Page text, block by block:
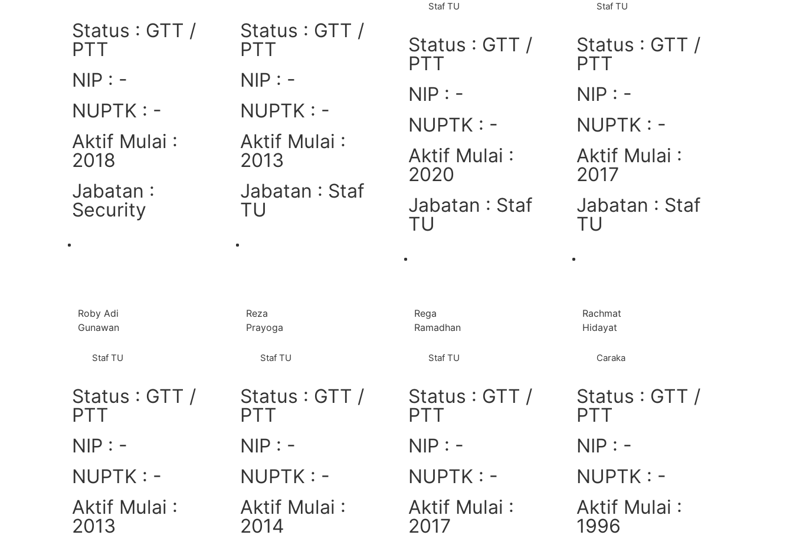
Status : GTT /
PTT
NIP : -
NUPTK : -
Aktif Mulai :
2018
Jabatan :
Security
Status : GTT /
PTT
NIP : -
NUPTK : -
Aktif Mulai :
2013
Jabatan : Staf
TU
Staf TU
Status : GTT /
PTT
NIP : -
NUPTK : -
Aktif Mulai :
2020
Jabatan : Staf
TU
Staf TU
Status : GTT /
PTT
NIP : -
NUPTK : -
Aktif Mulai :
2017
Jabatan : Staf
TU
Roby Adi
Gunawan
Staf TU
Status : GTT /
PTT
NIP : -
NUPTK : -
Aktif Mulai :
2013
Reza
Prayoga
Staf TU
Status : GTT /
PTT
NIP : -
NUPTK : -
Aktif Mulai :
2014
Rega
Ramadhan
Staf TU
Status : GTT /
PTT
NIP : -
NUPTK : -
Aktif Mulai :
2017
Rachmat
Hidayat
Caraka
Status : GTT /
PTT
NIP : -
NUPTK : -
Aktif Mulai :
1996